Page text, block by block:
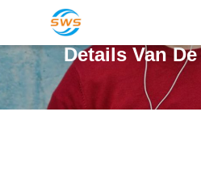
Details Van